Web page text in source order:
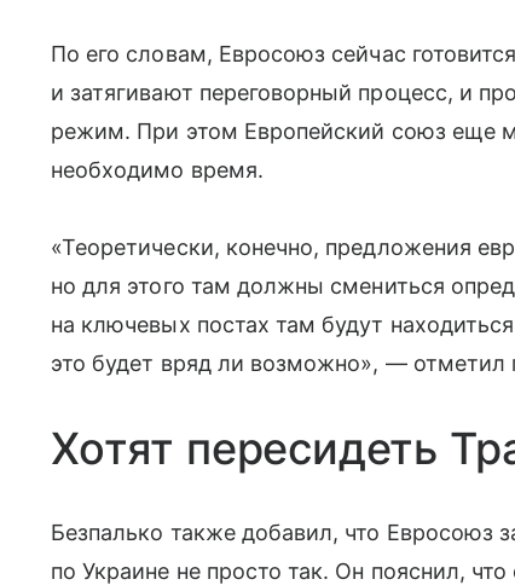
По его словам, Евросоюз сейчас
и затягивают переговорный процесс, и
режим. При этом Европейский союз еще
необходимо время.
«Теоретически, конечно, предложения
но для этого там должны смениться
на ключевых постах там будут
это будет вряд ли возможно», — отметил
Хотят пересидеть
Безпалько также добавил, что Евросоюз
по Украине не просто так. Он пояснил,